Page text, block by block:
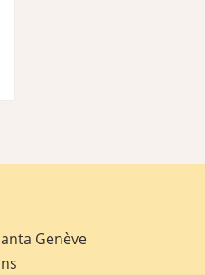
Genève